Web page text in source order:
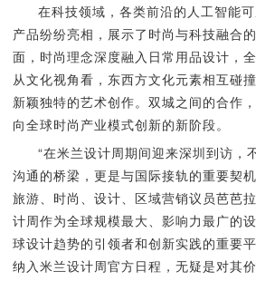
在科技领域，各类前沿的人工智能
产品纷纷亮相，展示了时尚与科技融合
面，时尚理念深度融入日常用品设计，
从文化视角看，东西方文化元素相互碰
新颖独特的艺术创作。双城之间的合作
向全球时尚产业模式创新的新阶段。
“在米兰设计周期间迎来深圳到访，
沟通的桥梁，更是与国际接轨的重要契
旅游、时尚、设计、区域营销议员芭芭
计周作为全球规模最大、影响力最广的
球设计趋势的引领者和创新实践的重要
纳入米兰设计周官方日程，无疑是对其